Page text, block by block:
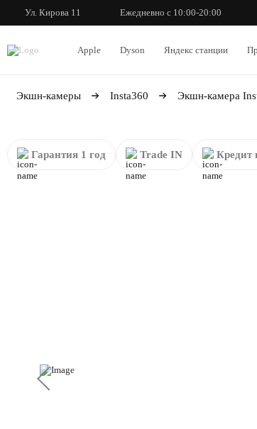
Ул. Кирова 11 Ежедневно с 10:00-20:00
Apple Dyson Яндекс станции
Экшн-камеры Insta360 Экшн-камера
Гарантия 1 год Trade IN Кредит